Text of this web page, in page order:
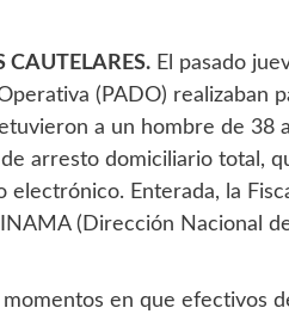
CAUTELARES. El pasado
(PADO) realizaban
a un hombre de 38
arresto domiciliario total,
Enterada, la
(Dirección Nacional
momentos en que efectivos